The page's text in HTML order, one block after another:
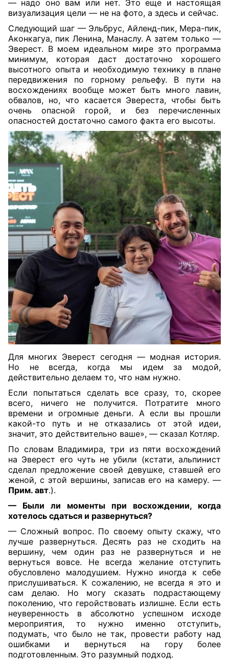
— надо оно вам или нет. Это еще и настоящая
визуализация цели — не на фото, а здесь и сейчас.
Следующий шаг — Эльбрус, Айленд-пик, Мера-пик,
Аконкагуа, пик Ленина, Манаслу. А затем только —
Эверест. В моем идеальном мире это программа
минимум, которая даст достаточно хорошего
высотного опыта и необходимую технику в плане
передвижения по горному рельефу. В пути на
восхождениях вообще может быть много лавин,
обвалов, но, что касается Эвереста, чтобы быть
очень опасной горой, и без перечисленных
опасностей достаточно самого факта его высоты.
Для многих Эверест сегодня — модная история.
Но не всегда, когда мы идем за модой,
действительно делаем то, что нам нужно.
Если попытаться сделать все сразу, то, скорее
всего, ничего не получится. Потратите много
времени и огромные деньги. А если вы прошли
какой-то путь и не отказались от этой идеи,
значит, это действительно ваше», — сказал Котляр.
По словам Владимира, три из пяти восхождений
на Эверест его чуть не убили (кстати, альпинист
сделал предложение своей девушке, ставшей его
женой, с этой вершины, записав его на камеру. —
Прим. авт.).
— Были ли моменты при восхождении, когда
хотелось сдаться и развернуться?
— Сложный вопрос. По своему опыту скажу, что
лучше развернуться. Десять раз не сходить на
вершину, чем один раз не развернуться и не
вернуться вовсе. Не всегда желание отступить
обусловлено малодушием. Нужно иногда к себе
прислушиваться. К сожалению, не всегда я это и
сам делаю. Но могу сказать подрастающему
поколению, что геройствовать излишне. Если есть
неуверенность в абсолютно успешном исходе
мероприятия, то нужно именно отступить,
подумать, что было не так, провести работу над
ошибками и вернуться на гору более
подготовленным. Это разумный подход.